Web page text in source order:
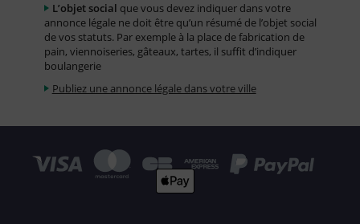
L’objet social que vous devez indiquer dans votre
annonce légale ne doit être qu’un résumé de l’objet social
de vos statuts. Par exemple à la place de fabrication de
pain, viennoiseries, gâteaux, tartes, il suffit d’indiquer
boulangerie
Publiez une annonce légale dans votre ville